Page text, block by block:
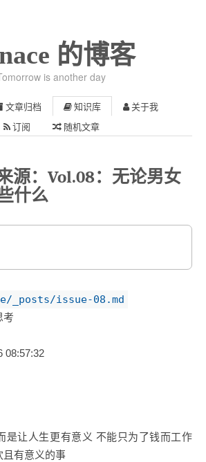
的博客
is another day
文章归档 知识库 关于我
订阅 随机文章
源：Vol.08：无论男女
什么
_posts/issue-08.md
考
08:57:32
是让人生更有意义 不能只为了钱而工作
且有意义的事